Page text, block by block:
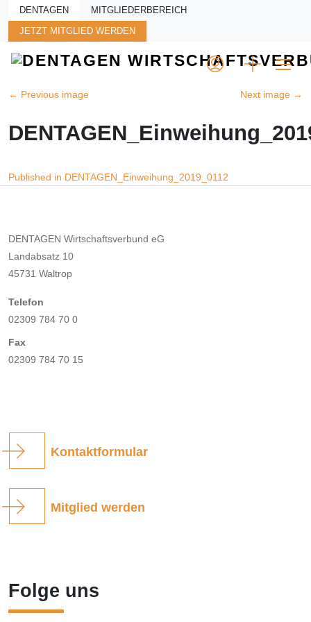
Skip to main content
DENTAGEN MITGLIEDERBEREICH
JETZT MITGLIED WERDEN
← Previous image Next image →
Beitragsnavigation
Published in DENTAGEN_Einweihung_2019_0112
DENTAGEN Wirtschaftsverbund eG
Landabsatz 10
45731 Waltrop
Telefon
02309 784 70 0
Fax
02309 784 70 15
Kontaktformular
Mitglied werden
Folge uns